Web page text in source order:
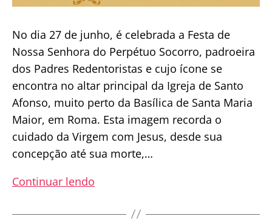
No dia 27 de junho, é celebrada a Festa de
Nossa Senhora do Perpétuo Socorro, padroeira
dos Padres Redentoristas e cujo ícone se
encontra no altar principal da Igreja de Santo
Afonso, muito perto da Basílica de Santa Maria
Maior, em Roma. Esta imagem recorda o
cuidado da Virgem com Jesus, desde sua
concepção até sua morte,…
Continuar lendo
Nossa